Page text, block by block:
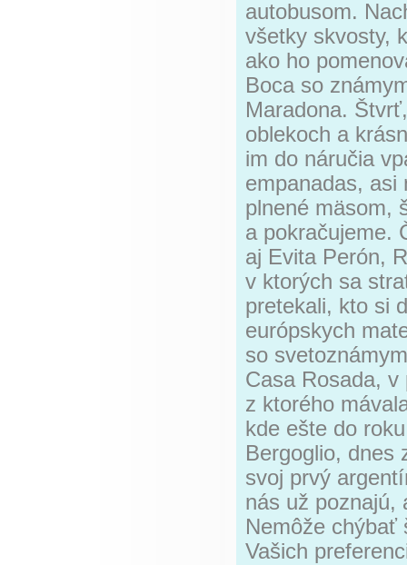
autobusom.
všetky skvosty,
ako ho
Boca so
Maradona.
oblekoch a
im do náručia
empanadas, asi
plnené mäsom,
a pokračujeme.
aj Evita Perón,
v ktorých sa
pretekali, kto si
európskych
so
Casa Rosada,
z ktorého
kde ešte do
Bergoglio, dnes
svoj prvý
nás už poznajú,
Nemôže chýbať
Vašich